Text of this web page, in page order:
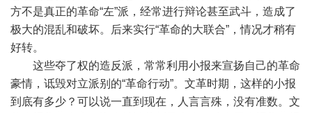
方不是真正的革命“左”派，经常进行辩论甚至武斗，造成了
极大的混乱和破坏。后来实行“革命的大联合”，情况才稍有
好转。
这些夺了权的造反派，常常利用小报来宣扬自己的革命
豪情，诋毁对立派别的“革命行动”。文革时期，这样的小报
到底有多少？可以说一直到现在，人言言殊，没有准数。文